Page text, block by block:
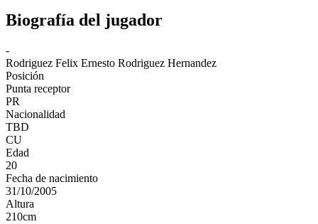
Biografía del jugador
-
Rodriguez Felix Ernesto Rodriguez Hernandez
Posición
Punta receptor
PR
Nacionalidad
TBD
CU
Edad
20
Fecha de nacimiento
31/10/2005
Altura
210cm